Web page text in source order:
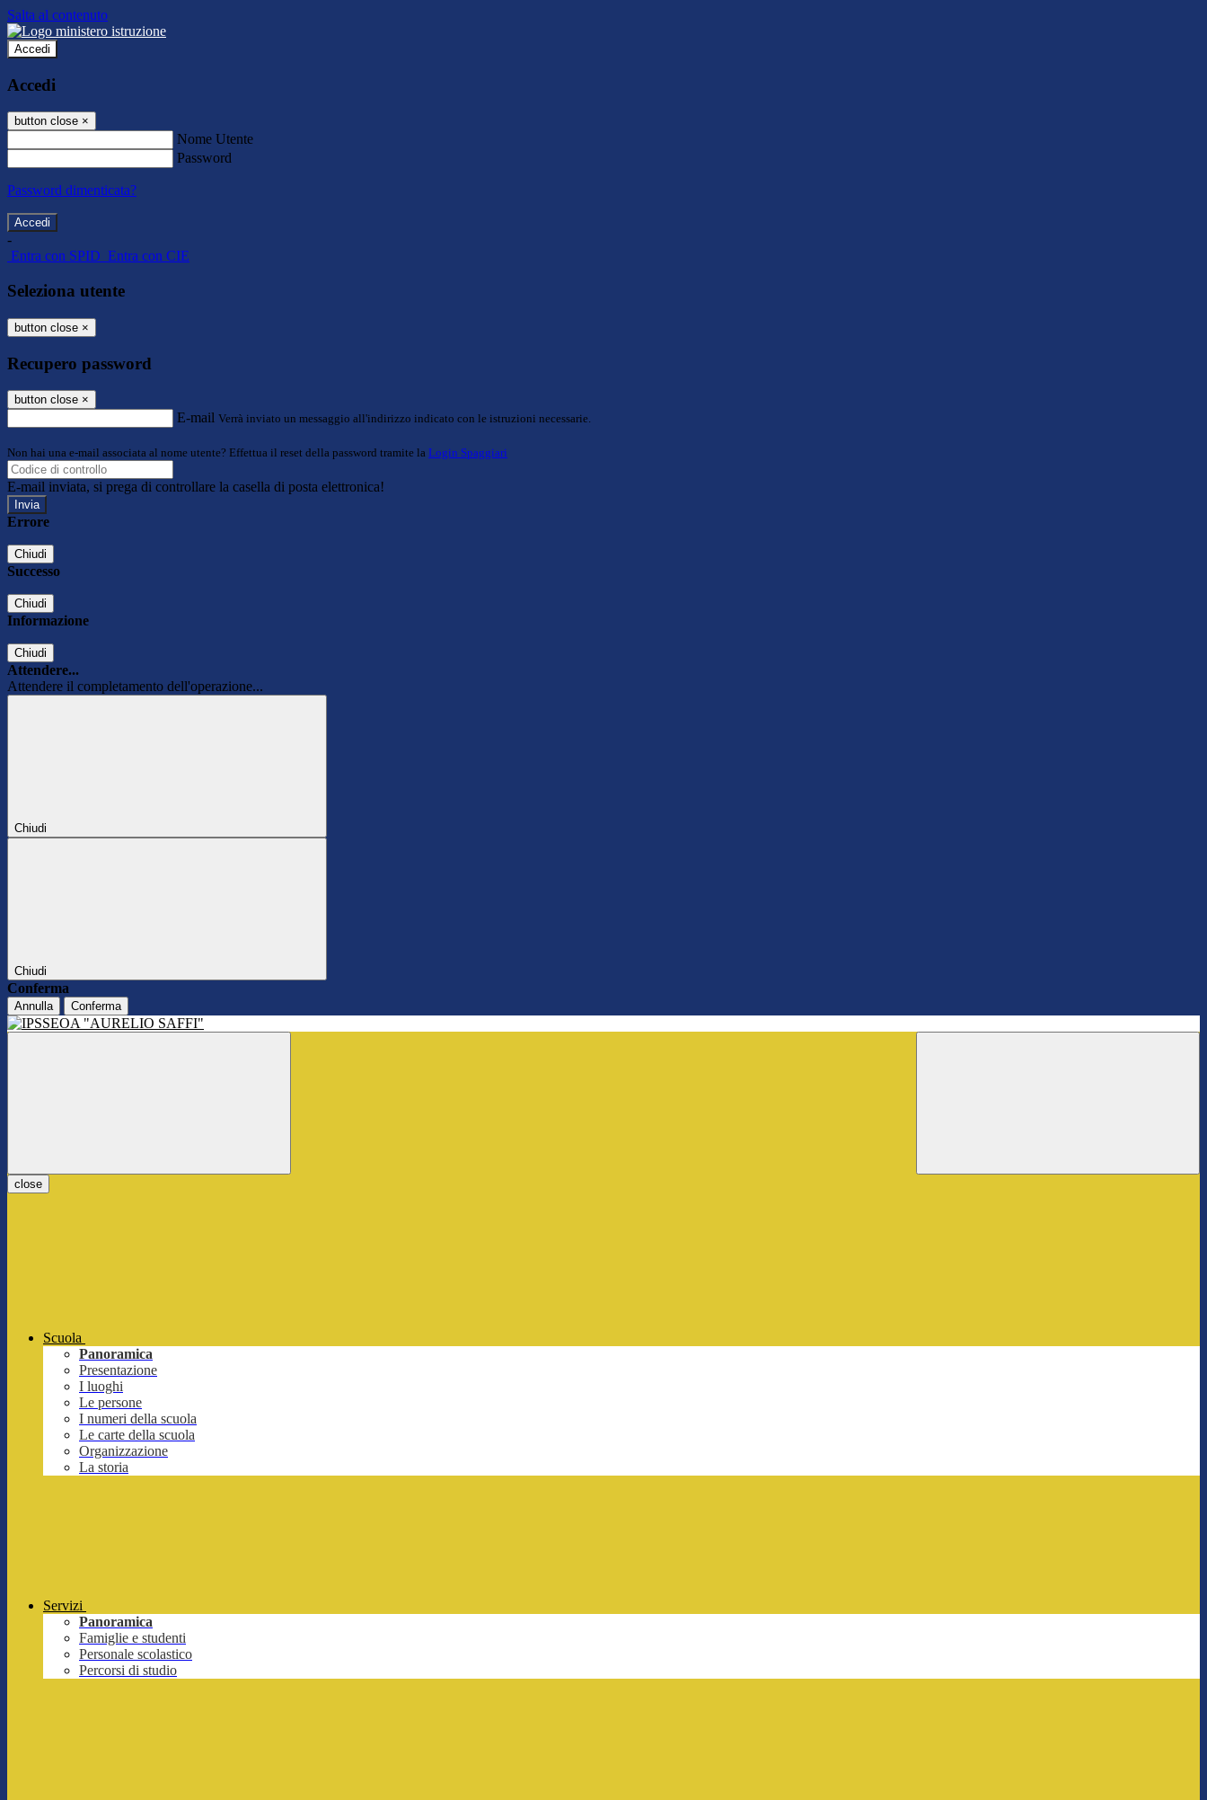
Salta al contenuto
Accedi
Accedi
button close ×
Nome Utente
Password
Password dimenticata?
-
Entra con SPID Entra con CIE
Seleziona utente
button close ×
Recupero password
button close ×
E-mail Verrà inviato un messaggio all'indirizzo indicato con le istruzioni necessarie.
Non hai una e-mail associata al nome utente? Effettua il reset della password tramite la Login Spaggiari
E-mail inviata, si prega di controllare la casella di posta elettronica!
Errore
Chiudi
Successo
Chiudi
Informazione
Chiudi
Attendere...
Attendere il completamento dell'operazione...
Chiudi
Chiudi
Conferma
Annulla Conferma
close
Scuola
Panoramica
Presentazione
I luoghi
Le persone
I numeri della scuola
Le carte della scuola
Organizzazione
La storia
Servizi
Panoramica
Famiglie e studenti
Personale scolastico
Percorsi di studio